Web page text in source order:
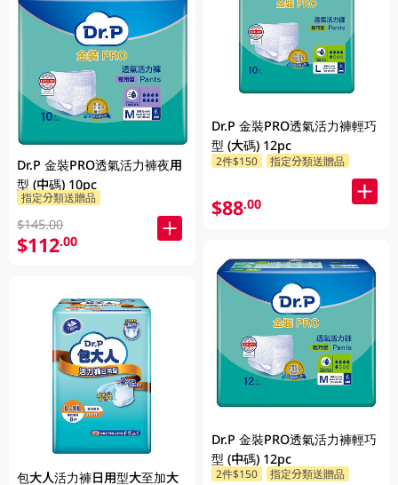
Dr.P 金裝PRO透氣活力褲夜用
型 (中碼) 10pc
指定分類送贈品
$145.00
$112.00
包大人活力褲日用型大至加大
Dr.P 金裝PRO透氣活力褲輕巧
型 (大碼) 12pc
2件$150 指定分類送贈品
$88.00
Dr.P 金裝PRO透氣活力褲輕巧
型 (中碼) 12pc
2件$150 指定分類送贈品